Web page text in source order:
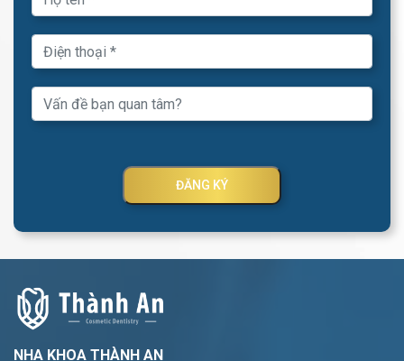
ĐĂNG KÝ
NHA KHOA THÀNH AN